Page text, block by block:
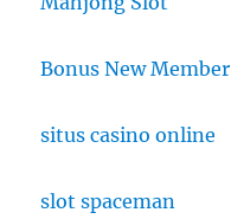
Bonus New Member
situs casino online
slot spaceman